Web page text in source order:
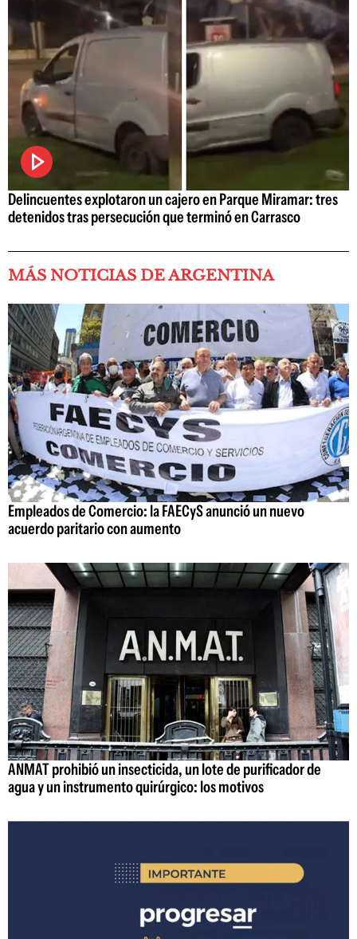
Delincuentes explotaron un cajero en Parque Miramar: tres
detenidos tras persecución que terminó en Carrasco
MÁS NOTICIAS DE ARGENTINA
Empleados de Comercio: la FAECyS anunció un nuevo
acuerdo paritario con aumento
ANMAT prohibió un insecticida, un lote de purificador de
agua y un instrumento quirúrgico: los motivos